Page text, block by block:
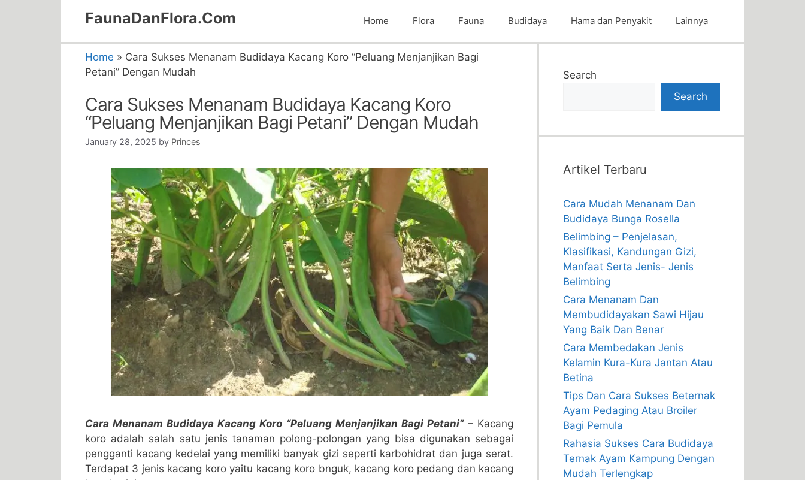
FaunaDanFlora.Com Home Flora Fauna Budidaya Hama dan Penyakit Lainnya
Home » Cara Sukses Menanam Budidaya Kacang Koro “Peluang Menjanjikan Bagi
Petani” Dengan Mudah
Cara Sukses Menanam Budidaya Kacang Koro
“Peluang Menjanjikan Bagi Petani” Dengan Mudah
January 28, 2025 by Princes
Cara Menanam Budidaya Kacang Koro “Peluang Menjanjikan Bagi Petani”– Kacang
koro adalah salah satu jenis tanaman polong-polongan yang bisa digunakan sebagai
pengganti kacang kedelai yang memiliki banyak gizi seperti karbohidrat dan juga serat.
Terdapat 3 jenis kacang koro yaitu kacang koro bnguk, kacang koro pedang dan kacang
Search
Search
Artikel Terbaru
Cara Mudah Menanam Dan
Budidaya Bunga Rosella
Belimbing – Penjelasan,
Klasifikasi, Kandungan Gizi,
Manfaat Serta Jenis- Jenis
Belimbing
Cara Menanam Dan
Membudidayakan Sawi Hijau
Yang Baik Dan Benar
Cara Membedakan Jenis
Kelamin Kura-Kura Jantan Atau
Betina
Tips Dan Cara Sukses Beternak
Ayam Pedaging Atau Broiler
Bagi Pemula
Rahasia Sukses Cara Budidaya
Ternak Ayam Kampung Dengan
Mudah Terlengkap